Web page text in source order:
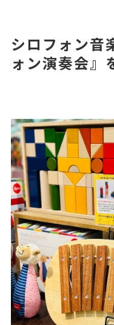
シロフォン音
ォン演奏会』